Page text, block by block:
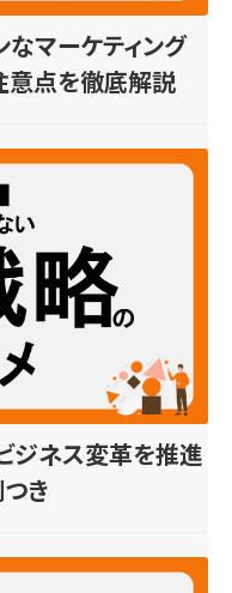
なマーケティング
意点を徹底解説
ジネス変革を推進
き